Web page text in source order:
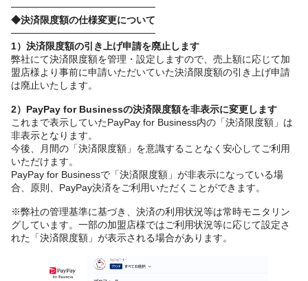
─────────────────────
◆決済限度額の仕様変更について
─────────────────────
1）決済限度額の引き上げ申請を廃止します
弊社にて決済限度額を管理・設定しますので、売上額に応じて加
盟店様より事前に申請いただいていた決済限度額の引き上げ申請
は廃止いたします。
2）PayPay for Businessの決済限度額を非表示に変更します
これまで表示していたPayPay for Business内の「決済限度額」は
非表示となります。
今後、月間の「決済限度額」を意識することなく安心してご利用
いただけます。
PayPay for Businessで「決済限度額」が非表示になっている場
合、原則、PayPay決済をご利用いただくことができます。
※弊社の管理基準に基づき、決済の利用状況等は常時モニタリン
グしています。一部の加盟店様ではご利用状況等に応じて設定さ
れた「決済限度額」が表示される場合があります。